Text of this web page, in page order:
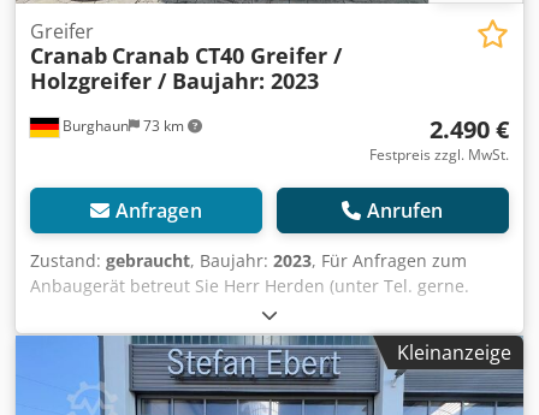
Burghaun 73 km
Greifer
Cranab Cranab CT40 Greifer /
Holzgreifer / Baujahr: 2023
2.490 €
Festpreis zzgl. MwSt.
Anfragen Anrufen
Zustand: gebraucht, Baujahr: 2023, Für Anfragen zum
Anbaugerät betreut Sie Herr Herden (unter Tel. gerne.
Cranab CT40 Greifer / Holzgreifer / Baujahr: 2023 / sehr
guter Zustand / lagernd & sofort verfügbar Preis: 2.490,00
€ netto / 2.963,10 € brutto Maximaler Betriebsdruck: 25
MPa Gewicht: 250 kg Abmessungen: Fläche – von Spitze zu
Kleinanzeige